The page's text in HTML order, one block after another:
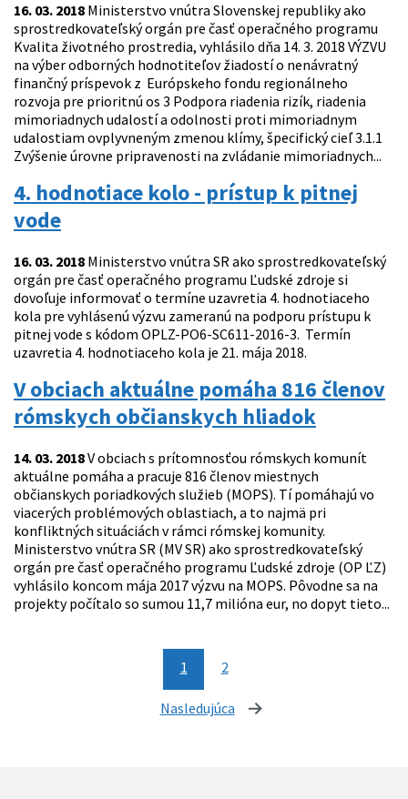
16. 03. 2018 Ministerstvo vnútra Slovenskej republiky ako
sprostredkovateľský orgán pre časť operačného programu
Kvalita životného prostredia, vyhlásilo dňa 14. 3. 2018 VÝZVU
na výber odborných hodnotiteľov žiadostí o nenávratný
finančný príspevok z Európskeho fondu regionálneho
rozvoja pre prioritnú os 3 Podpora riadenia rizík, riadenia
mimoriadnych udalostí a odolnosti proti mimoriadnym
udalostiam ovplyvneným zmenou klímy, špecifický cieľ 3.1.1
Zvýšenie úrovne pripravenosti na zvládanie mimoriadnych...
4. hodnotiace kolo - prístup k pitnej
vode
16. 03. 2018 Ministerstvo vnútra SR ako sprostredkovateľský
orgán pre časť operačného programu Ľudské zdroje si
dovoľuje informovať o termíne uzavretia 4. hodnotiaceho
kola pre vyhlásenú výzvu zameranú na podporu prístupu k
pitnej vode s kódom OPLZ-PO6-SC611-2016-3. Termín
uzavretia 4. hodnotiaceho kola je 21. mája 2018.
V obciach aktuálne pomáha 816 členov
rómskych občianskych hliadok
14. 03. 2018V obciach s prítomnosťou rómskych komunít
aktuálne pomáha a pracuje 816 členov miestnych
občianskych poriadkových služieb (MOPS). Tí pomáhajú vo
viacerých problémových oblastiach, a to najmä pri
konfliktných situáciách v rámci rómskej komunity.
Ministerstvo vnútra SR (MV SR) ako sprostredkovateľský
orgán pre časť operačného programu Ľudské zdroje (OP ĽZ)
vyhlásilo koncom mája 2017 výzvu na MOPS. Pôvodne sa na
projekty počítalo so sumou 11,7 milióna eur, no dopyt tieto...
1 2
Nasledujúca stránka